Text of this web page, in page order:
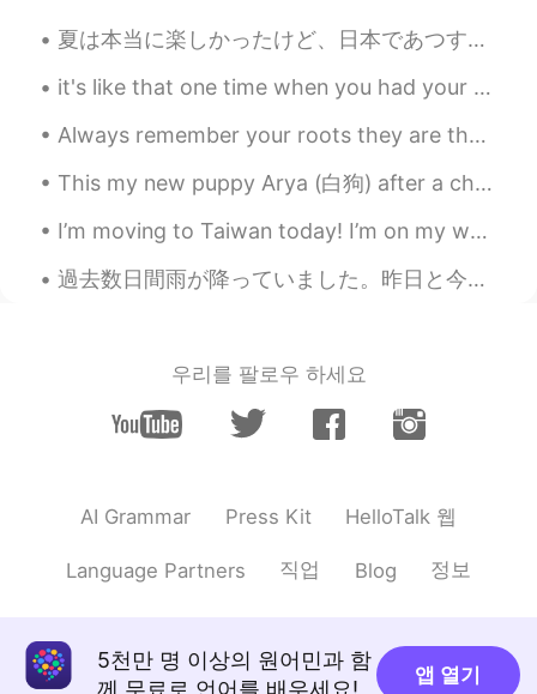
Jin 2021.09.15 11:06
That’s amazing. I like fish and chips.
夏は本当に楽しかったけど、日本であつすぎました。祭りに行って花火を見に行ました。日本で花火大会は本当にすごいです。こんな花火大会は見たことがありませんでした。もっと涼しくなるから、秋が楽しみです...
it's like that one time when you had your earphones in and you were speaking way too loud and eve...
Always remember your roots they are the foundation of your life and the wings of you...
This my new puppy Arya (白狗) after a character from Game of Thrones (权力的游戏). She’s super energetic...
I’m moving to Taiwan today! I’m on my way with about half of my possessions, which is apparently ...
過去数日間雨が降っていました。昨日と今日は晴れた日だから良かった！☀️ モモちゃんは裏庭に走って、ドアを見つけられないので、中に入るためにスクリーンを登ってみました。😂 スパイダー猫になったね。🕷🐱
우리를 팔로우 하세요
AI Grammar Press Kit HelloTalk 웹
Language Partners 직업 Blog 정보
5천만 명 이상의 원어민과 함
께 무료로 언어를 배우세요!
앱 열기